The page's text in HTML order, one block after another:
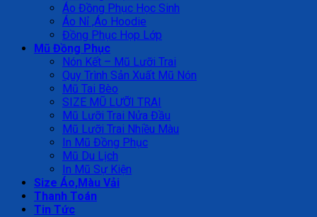
Áo Đồng Phục Học Sinh
Áo Nỉ ,Áo Hoodie
Đồng Phục Họp Lớp
Mũ Đồng Phục
Nón Kết – Mũ Lưỡi Trai
Quy Trình Sản Xuất Mũ Nón
Mũ Tai Bèo
SIZE MŨ LƯỠI TRAI
Mũ Lưỡi Trai Nửa Đầu
Mũ Lưỡi Trai Nhiều Màu
In Mũ Đồng Phục
Mũ Du Lịch
In Mũ Sự Kiện
Size Áo,Màu Vải
Thanh Toán
Tin Tức